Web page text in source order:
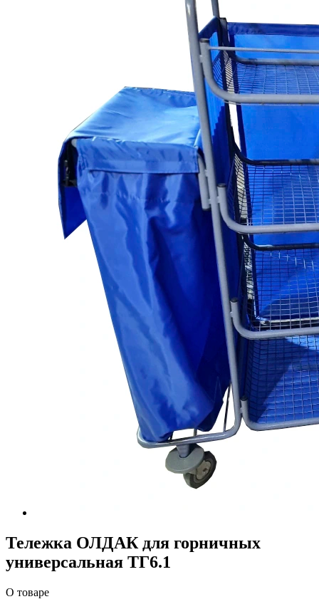
Тележка ОЛДАК для горничных
универсальная ТГ6.1
О товаре